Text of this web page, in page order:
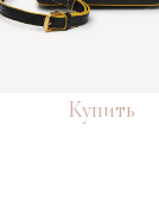
Купить